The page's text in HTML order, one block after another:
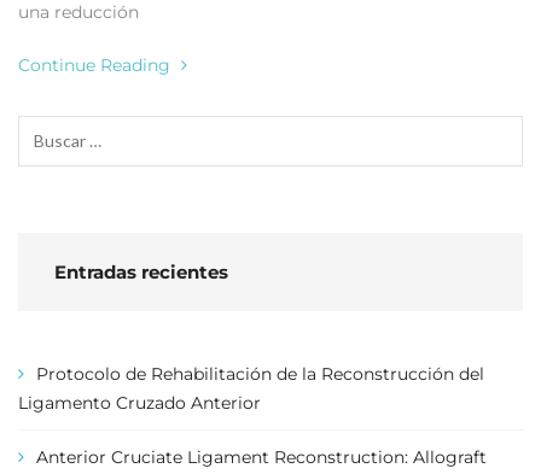
una reducción
Continue Reading
Entradas recientes
Protocolo de Rehabilitación de la Reconstrucción del
Ligamento Cruzado Anterior
Anterior Cruciate Ligament Reconstruction: Allograft